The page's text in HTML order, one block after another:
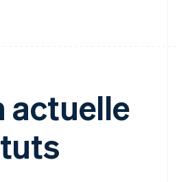
actuelle